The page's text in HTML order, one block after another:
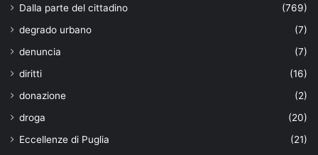
Dalla parte del cittadino
(769)
degrado urbano
(7)
denuncia
(7)
diritti
(16)
donazione
(2)
droga
(20)
Eccellenze di Puglia
(21)